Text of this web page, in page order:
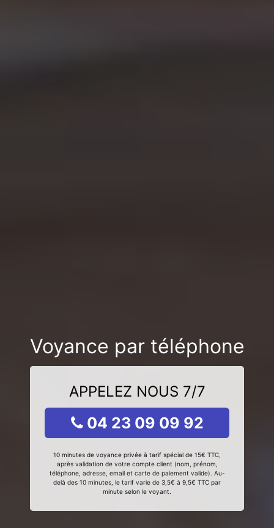
Voyance par téléphone
APPELEZ NOUS 7/7
04 23 09 09 92
10 minutes de voyance privée à tarif spécial de 15€ TTC,
après validation de votre compte client (nom, prénom,
téléphone, adresse, email et carte de paiement valide). Au-
delà des 10 minutes, le tarif varie de 3,5€ à 9,5€ TTC par
minute selon le voyant.